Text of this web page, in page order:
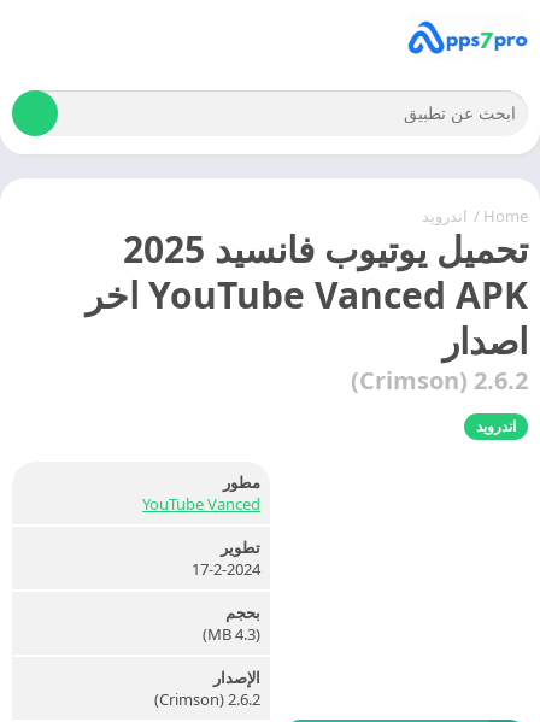
Home
/ اندرويد
تحميل يوتيوب فانسيد 2025
YouTube Vanced APK اخر
اصدار
2.6.2 (Crimson)
اندرويد
مطور
YouTube Vanced
تطوير
17-2-2024
بحجم
(4.3 MB)
الإصدار
2.6.2 (Crimson)